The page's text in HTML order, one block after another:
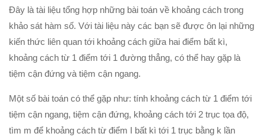
Hình học 10
Tích vô hướng của hai véctơ và ứng dụng
PT đường thẳng trong mặt phẳng
Phương pháp tọa độ trong mặt phẳng
PT đường tròn
PT đường elip
Đây là tài liệu tổng hợp những bài toán về khoảng cách trong
khảo sát hàm số. Với tài liệu này các bạn sẽ được ôn lại những
kiến thức liên quan tới khoảng cách giữa hai điểm bất kì,
khoảng cách từ 1 điểm tới 1 đường thẳng, có thể hay gặp là
tiệm cận đứng và tiệm cận ngang.
Một số bài toán có thể gặp như: tính khoảng cách từ 1 điểm tới
tiệm cận ngang, tiệm cận đứng, khoảng cách tới 2 trục tọa độ,
tìm m để khoảng cách từ điểm I bất kì tới 1 trục bằng k lần